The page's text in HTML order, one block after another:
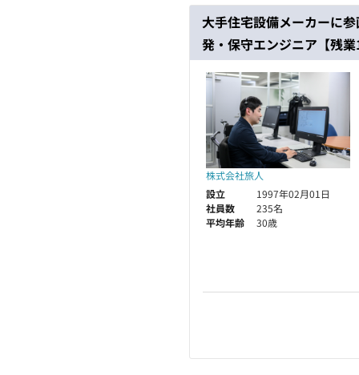
大手住宅設備メーカーに
発・保守エンジニア【残
株式会社旅人
設立
1997年02月01日
社員数
235名
平均年齢
30歳